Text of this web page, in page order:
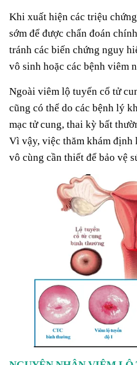
Khi xuất hiện các triệu
sớm để được chẩn đoán
tránh các biến chứng nguy
vô sinh hoặc các bệnh viêm
Ngoài viêm lộ tuyến cổ tử
cũng có thể do các bệnh lý
mạc tử cung, thai kỳ bất
Vì vậy, việc thăm khám định
vô cùng cần thiết để bảo vệ